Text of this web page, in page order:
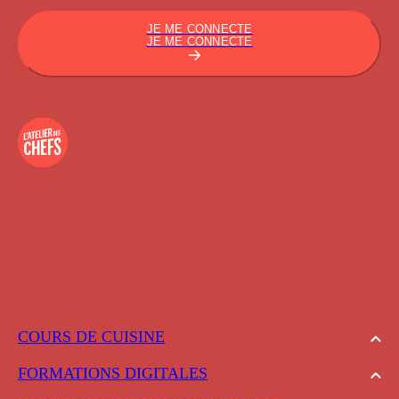
COURS DE CUISINE
FORMATIONS DIGITALES
JE ME CONNECTE
JE ME CONNECTE